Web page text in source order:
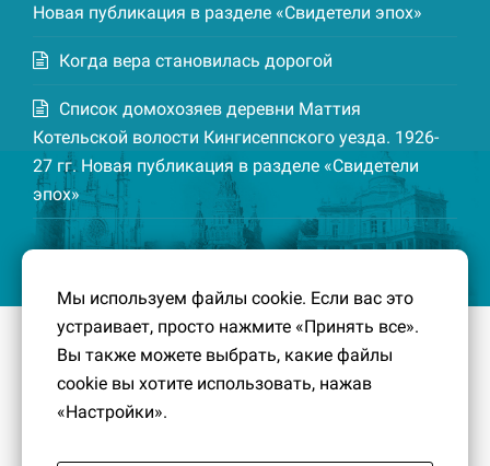
Новая публикация в разделе «Свидетели эпох»
Когда вера становилась дорогой
Список домохозяев деревни Маттия
Котельской волости Кингисеппского уезда. 1926-
27 гг. Новая публикация в разделе «Свидетели
эпох»
© 2016-2026 Южный берег Финского залива
малой Родины, без которого трудно представить себе
историко-культурный ландшафт Петербурга и
Ленинградской области.
PavelDesign
Мы используем файлы cookie. Если вас это
устраивает, просто нажмите «Принять все».
Вы также можете выбрать, какие файлы
cookie вы хотите использовать, нажав
«Настройки».